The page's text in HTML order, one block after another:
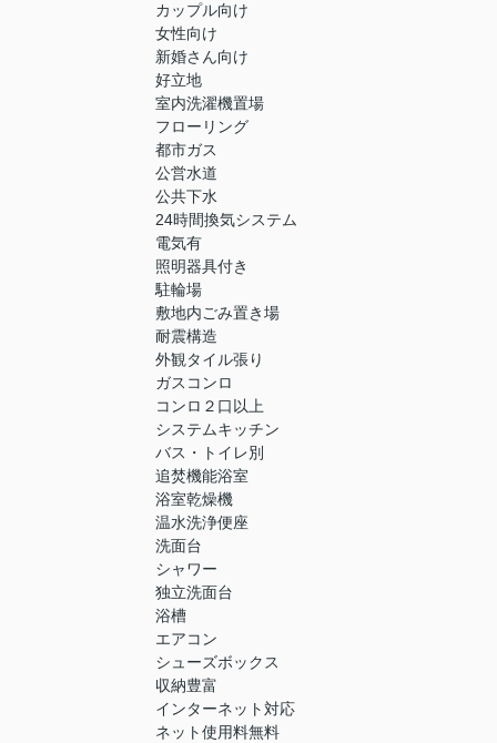
カップル向け
女性向け
新婚さん向け
好立地
室内洗濯機置場
フローリング
都市ガス
公営水道
公共下水
24時間換気システム
電気有
照明器具付き
駐輪場
敷地内ごみ置き場
耐震構造
外観タイル張り
ガスコンロ
コンロ２口以上
システムキッチン
バス・トイレ別
追焚機能浴室
浴室乾燥機
温水洗浄便座
洗面台
シャワー
独立洗面台
浴槽
エアコン
シューズボックス
収納豊富
インターネット対応
ネット使用料無料